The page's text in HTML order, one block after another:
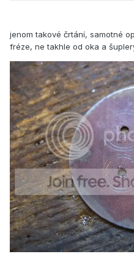
jenom takové črtání, samotné
fréze, ne takhle od oka a